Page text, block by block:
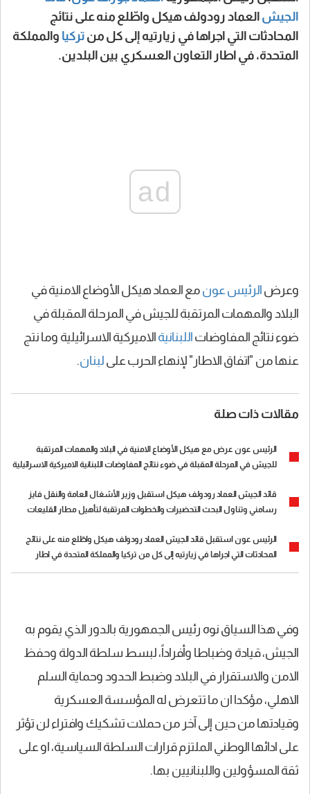
الجيش العماد رودولف هيكل واطّلع منه على نتائج
المحادثات التي اجراها في زيارتيه إلى كل من تركيا والمملكة
المتحدة، في اطار التعاون العسكري بين البلدين.
ad
وعرض الرئيس عون مع العماد هيكل الأوضاع الامنية في
البلاد والمهمات المرتقبة للجيش في المرحلة المقبلة في
ضوء نتائج المفاوضات اللبنانية الاميركية الاسرائيلية وما نتج
عنها من "اتفاق الاطار" لإنهاء الحرب على لبنان.
مقالات ذات صلة
الرئيس عون عرض مع هيكل الأوضاع الامنية في البلاد والمهمات المرتقبة
للجيش في المرحلة المقبلة في ضوء نتائج المفاوضات اللبنانية الاميركية الاسرائيلية
قائد الجيش العماد رودولف هيكل استقبل وزير الأشغال العامة والنقل فايز
رسامني وتناول البحث التحضيرات والخطوات المرتقبة لتأهيل مطار القليعات
الرئيس عون استقبل قائد الجيش العماد رودولف هيكل واطّلع منه على نتائج
المحادثات التي اجراها في زيارتيه إلى كل من تركيا والمملكة المتحدة في اطار
وفي هذا السياق نوه رئيس الجمهورية بالدور الذي يقوم به
الجيش، قيادة وضباطا وأفراداً، لبسط سلطة الدولة وحفظ
الامن والاستقرار في البلاد وضبط الحدود وحماية السلم
الاهلي، مؤكدا ان ما تتعرض له المؤسسة العسكرية
وقيادتها من حين إلى آخر من حملات تشكيك وافتراء لن تؤثر
على ادائها الوطني الملتزم قرارات السلطة السياسية، او على
ثقة المسؤولين واللبنانيين بها.